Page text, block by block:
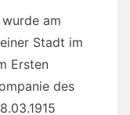
am
Stadt im
Ersten
des